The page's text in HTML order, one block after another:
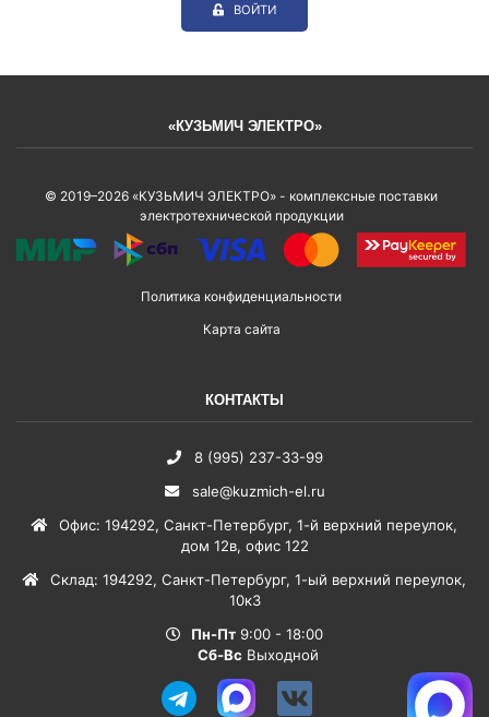
ВОЙТИ
«КУЗЬМИЧ ЭЛЕКТРО»
© 2019–2026 «КУЗЬМИЧ ЭЛЕКТРО» - комплексные поставки
электротехнической продукции
Политика конфиденциальности
Карта сайта
КОНТАКТЫ
8 (995) 237-33-99
sale@kuzmich-el.ru
Офис: 194292, Санкт-Петербург, 1-й верхний переулок,
дом 12в, офис 122
Склад: 194292, Санкт-Петербург, 1-ый верхний переулок,
10к3
Пн-Пт 9:00 - 18:00
Сб-Вс Выходной